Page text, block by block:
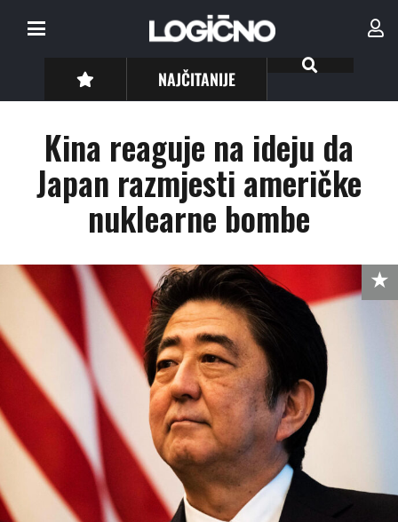
NAJČITANIJE
Kina reaguje na ideju da
Japan razmjesti američke
nuklearne bombe